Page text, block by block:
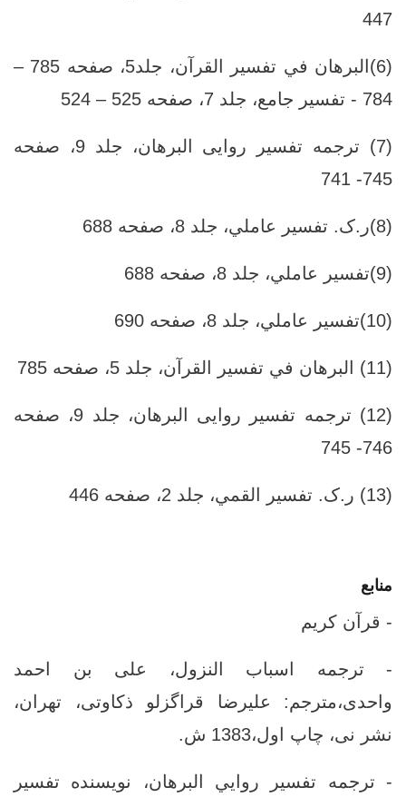
447
(6)البرهان في تفسير القرآن، جلد‏5، صفحه 785 –
784 - تفسير جامع، جلد ‏7، صفحه 525 – 524
(7) ترجمه تفسیر روایی البرهان، جلد ‏9، صفحه
745- 741
(8)ر.ک. تفسير عاملي، جلد ‏8، صفحه 688
(9)تفسير عاملي، جلد ‏8، صفحه 688
(10)تفسير عاملي، جلد ‏8، صفحه 690
(11) البرهان في تفسير القرآن، جلد ‏5، صفحه 785
(12) ترجمه تفسیر روایی البرهان، جلد ‏9، صفحه
746- 745
(13) ر.ک. تفسير القمي، جلد ‏2، صفحه 446
منابع
- قرآن کریم
- ترجمه اسباب النزول، على بن احمد
واحدى،مترجم: عليرضا قراگزلو ذكاوتى، تهران،
‏نشر نى، چاپ اول‏،1383 ش‏.
- ترجمه تفسير روايي البرهان، نويسنده تفسير